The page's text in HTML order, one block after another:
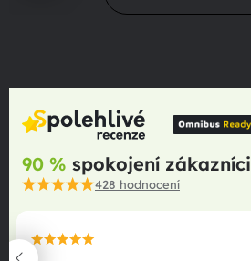
90 % spokojení zákazníci
428 hodnocení
maximální spokojenost